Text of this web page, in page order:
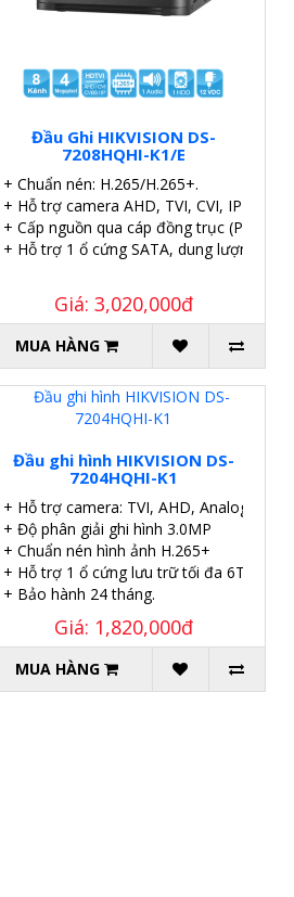
Đầu Ghi HIKVISION DS-
7208HQHI-K1/E
+ Chuẩn nén: H.265/H.265+.
+ Hỗ trợ camera AHD, TVI, CVI, IP
+ Cấp nguồn qua cáp đồng trục (PoC).
+ Hỗ trợ 1 ổ cứng SATA, dung lượng 6TB.
Giá: 3,020,000đ
MUA HÀNG
Đầu ghi hình HIKVISION DS-
7204HQHI-K1
+ Hỗ trợ camera: TVI, AHD, Analog, CVI, IP
+ Độ phân giải ghi hình 3.0MP
+ Chuẩn nén hình ảnh H.265+
+ Hỗ trợ 1 ổ cứng lưu trữ tối đa 6TB.
+ Bảo hành 24 tháng.
Giá: 1,820,000đ
MUA HÀNG